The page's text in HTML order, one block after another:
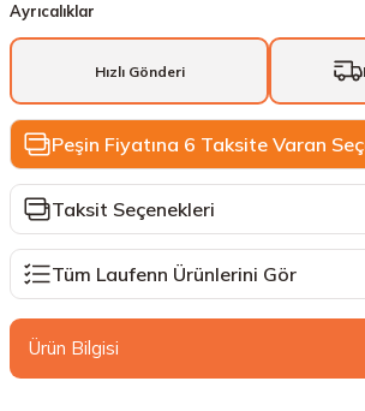
Ayrıcalıklar
Hızlı Gönderi
Peşin Fiyatına 6 Taksite Varan
Taksit Seçenekleri
Tüm Laufenn Ürünlerini Gör
Ürün Bilgisi